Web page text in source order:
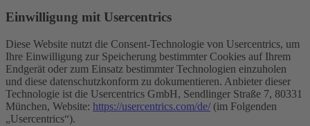
Einwilligung mit Usercentrics
Diese Website nutzt die Consent-Technologie von Usercentrics, um
Ihre Einwilligung zur Speicherung bestimmter Cookies auf Ihrem
Endgerät oder zum Einsatz bestimmter Technologien einzuholen
und diese datenschutzkonform zu dokumentieren. Anbieter dieser
Technologie ist die Usercentrics GmbH, Sendlinger Straße 7, 80331
München, Website: https://usercentrics.com/de/ (im Folgenden
„Usercentrics“).